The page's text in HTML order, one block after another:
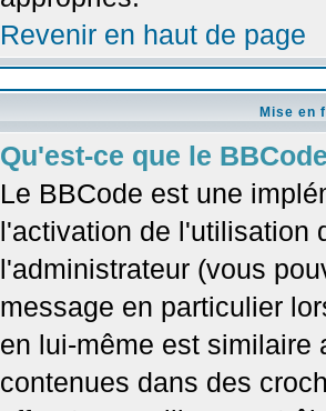
Revenir en haut de page
Mise en
Qu'est-ce que le
Le BBCode est une
l'activation de l'utilisation
l'administrateur (vous
message en particulier
en lui-même est similaire
contenues dans des